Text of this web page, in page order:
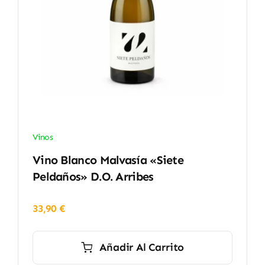
Vinos
Vino Blanco Malvasía «Siete
Peldaños» D.O. Arribes
33,90 €
Añadir Al Carrito